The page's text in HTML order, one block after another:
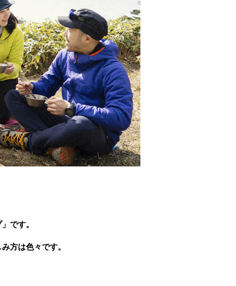
です。
方は色々です。